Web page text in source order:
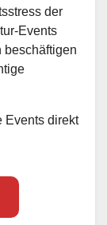
der
Events
beschäftigen
Events direkt